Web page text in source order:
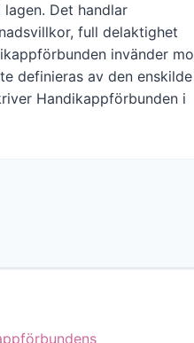
Det handlar
full delaktighet
invänder
definieras av den enskilde
Handikappförbunden i